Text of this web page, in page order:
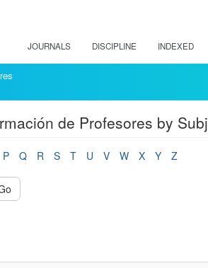
JOURNALS DISCIPLINE INDEXED
de Profesores by
P Q R S T U V W X Y Z